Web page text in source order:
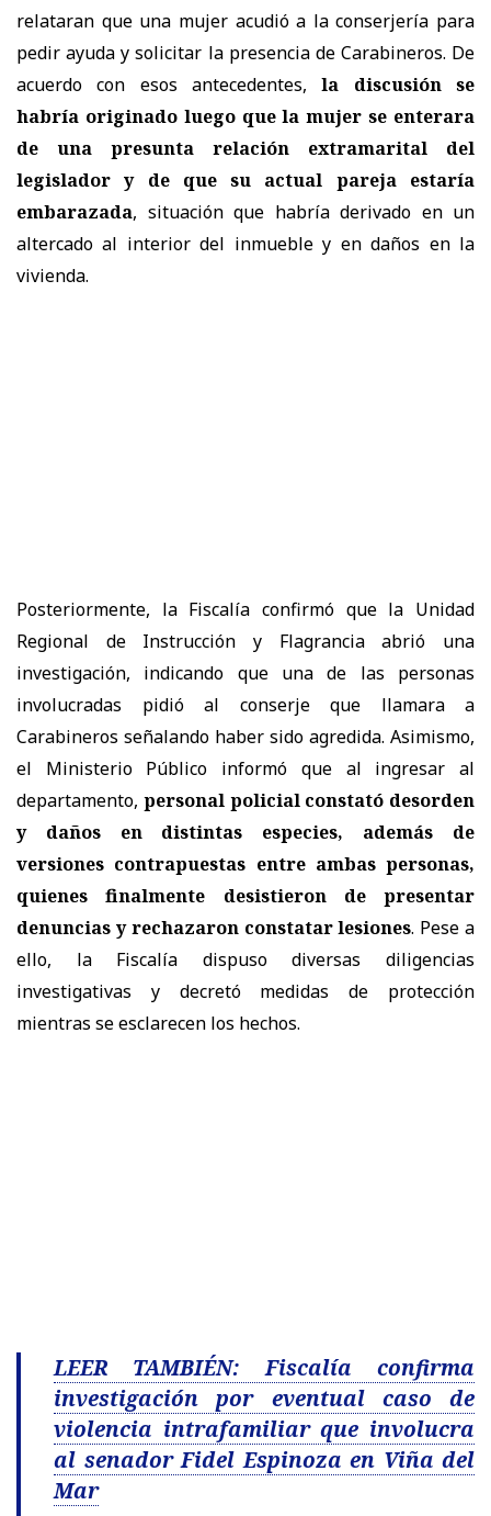
relataran que una mujer acudió a la conserjería para
pedir ayuda y solicitar la presencia de Carabineros. De
acuerdo con esos antecedentes,la discusión se
habría originado luego que la mujer se enterara
de una presunta relación extramarital del
legislador y de que su actual pareja estaría
embarazada, situación que habría derivado en un
altercado al interior del inmueble y en daños en la
vivienda.
Posteriormente, la Fiscalía confirmó que la Unidad
Regional de Instrucción y Flagrancia abrió una
investigación, indicando que una de las personas
involucradas pidió al conserje que llamara a
Carabineros señalando haber sido agredida. Asimismo,
el Ministerio Público informó que al ingresar al
departamento, personal policial constató desorden
y daños en distintas especies, además de
versiones contrapuestas entre ambas personas,
quienes finalmente desistieron de presentar
denuncias y rechazaron constatar lesiones. Pese a
ello, la Fiscalía dispuso diversas diligencias
investigativas y decretó medidas de protección
mientras se esclarecen los hechos.
LEER TAMBIÉN: Fiscalía confirma
investigación por eventual caso de
violencia intrafamiliar que involucra
al senador Fidel Espinoza en Viña del
Mar